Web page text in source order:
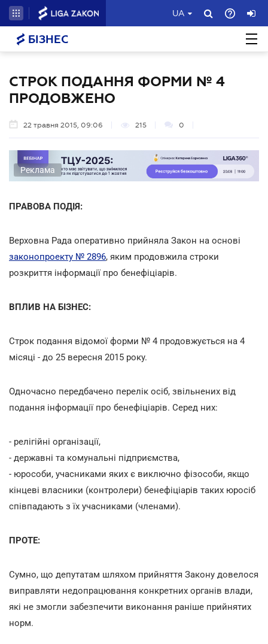
UA
БІЗНЕС
СТРОК ПОДАННЯ ФОРМИ № 4
ПРОДОВЖЕНО
22 травня 2015, 09:06 215 0
Реклама
ПРАВОВА ПОДІЯ:
Верховна Рада оперативно прийняла Закон на основі
законопроекту № 2896, яким продовжила строки
розкриття інформації про бенефіціарів.
ВПЛИВ НА БІЗНЕС:
Строк подання відомої форми № 4 продовжується на 4
місяці - до 25 вересня 2015 року.
Одночасно передбачено перелік осіб, звільнених від
подання інформації про бенефіціарів. Серед них:
- релігійні організації,
- державні та комунальні підприємства,
- юрособи, учасниками яких є виключно фізособи, якщо
кінцеві власники (контролери) бенефіціарів таких юросіб
співпадають з їх учасниками (членами).
ПРОТЕ:
Сумно, що депутатам шляхом прийняття Закону довелося
виправляти недопрацювання конкретних органів влади,
які не змогли забезпечити виконання раніше прийнятих
норм.